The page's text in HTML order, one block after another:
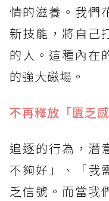
情的滋養。我們
新技能，將自己
的人。這種內在
的強大磁場。
不再釋放「匱乏
追逐的行為，潛
不夠好」、「我
乏信號。而當我